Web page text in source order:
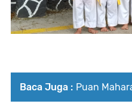
Baca Juga : Puan